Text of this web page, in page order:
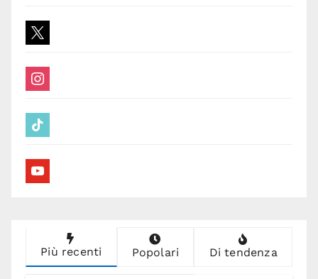
x
instagram
tiktok
youtube
Più recenti Popolari Di tendenza